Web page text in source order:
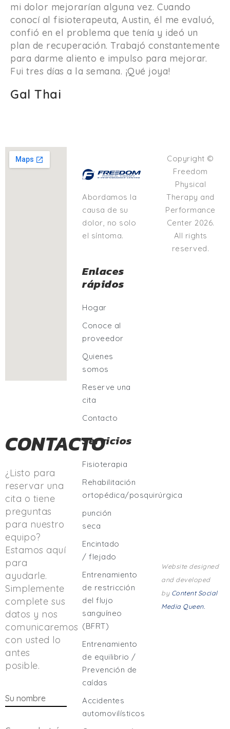
mi dolor mejorarían alguna vez. Cuando
conocí al fisioterapeuta, Austin, él me evaluó,
confió en el problema que tenía y ideó un
plan de recuperación. Trabajó constantemente
para darme aliento e impulso para mejorar.
Fui tres días a la semana. ¡Qué joya!
Gal Thai
CONTACTO
¿Listo para
reservar una
cita o tiene
preguntas
para nuestro
equipo?
Estamos aquí
para
ayudarle.
Simplemente
complete sus
datos y nos
comunicaremos
con usted lo
antes
posible.
Abordamos la
causa de su
dolor, no solo
el síntoma.
Enlaces
rápidos
Hogar
Conoce al
proveedor
Quienes
somos
Reserve una
cita
Contacto
Servicios
Fisioterapia
Rehabilitación
ortopédica/posquirúrgica
punción
seca
Encintado
/ flejado
Entrenamiento
de restricción
del flujo
sanguíneo
(BFRT)
Entrenamiento
de equilibrio /
Prevención de
caídas
Accidentes
automovilísticos
Copyright ©
Freedom
Physical
Therapy and
Performance
Center 2026.
All rights
reserved.
Website designed
and developed
by Content Social
Media Queen.